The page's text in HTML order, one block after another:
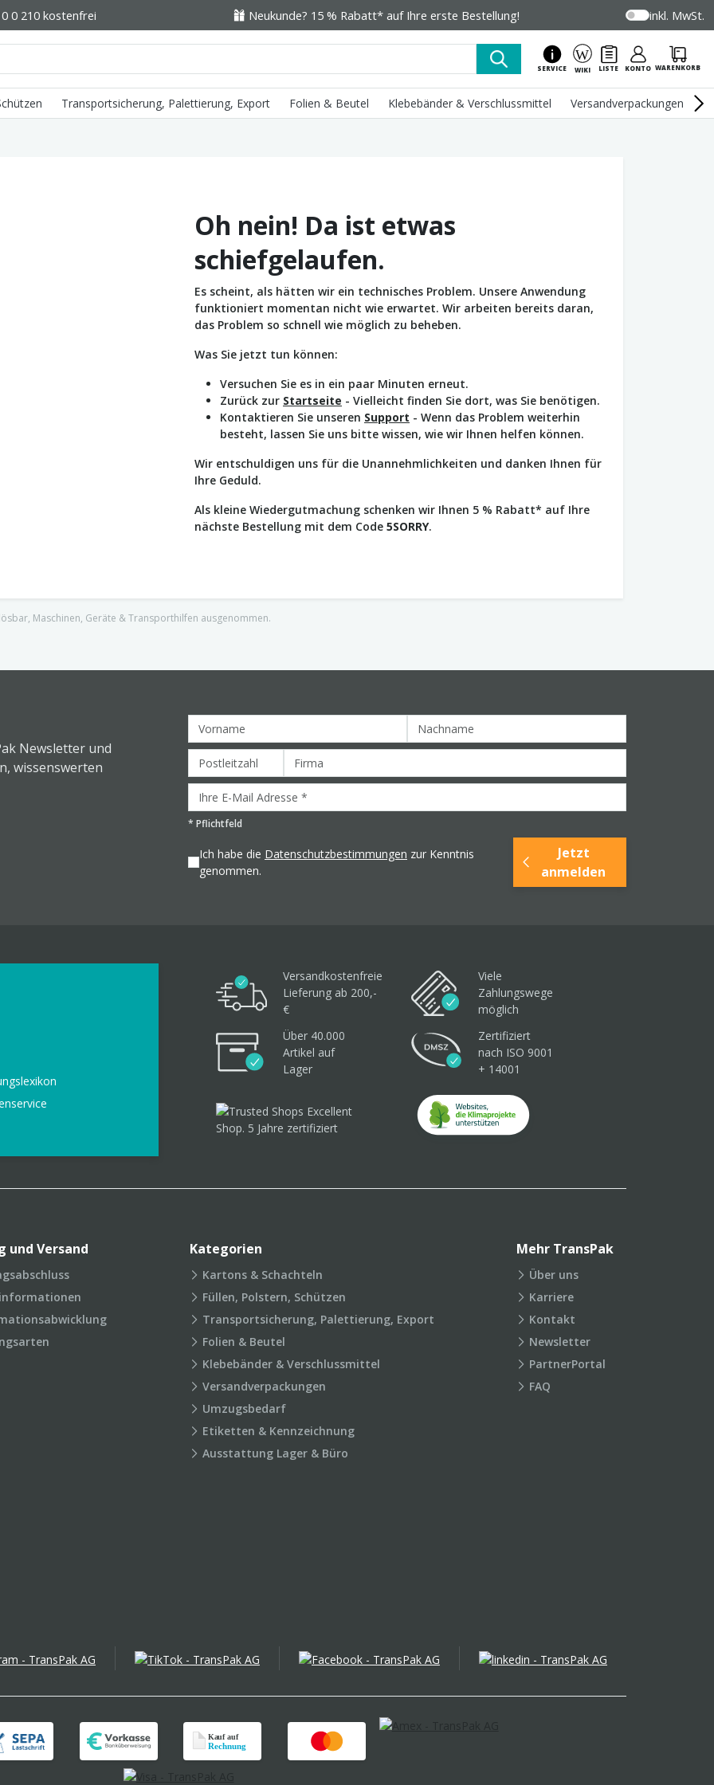
0 210 kostenfrei Neukunde? 15 % Rabatt* auf Ihre erste Bestellung! inkl. MwSt.
SERVICE WIKI LISTE KONTO WARENKORB
Transportsicherung, Palettierung, Export Folien & Beutel Klebebänder & Verschlussmittel Versandverpackungen
Oh nein! Da ist etwas
schiefgelaufen.
Es scheint, als hätten wir ein technisches Problem. Unsere Anwendung
funktioniert momentan nicht wie erwartet. Wir arbeiten bereits daran,
das Problem so schnell wie möglich zu beheben.
Was Sie jetzt tun können:
Versuchen Sie es in ein paar Minuten erneut.
Zurück zur Startseite - Vielleicht finden Sie dort, was Sie benötigen.
Kontaktieren Sie unseren Support - Wenn das Problem weiterhin
besteht, lassen Sie uns bitte wissen, wie wir Ihnen helfen können.
Wir entschuldigen uns für die Unannehmlichkeiten und danken Ihnen für
Ihre Geduld.
Als kleine Wiedergutmachung schenken wir Ihnen 5 % Rabatt* auf Ihre
nächste Bestellung mit dem Code 5SORRY.
Maschinen, Geräte & Transporthilfen ausgenommen.
Newsletter und
wissenswerten
* Pflichtfeld
Ich habe die Datenschutzbestimmungen zur Kenntnis
genommen.
Jetzt
anmelden
Versandkostenfreie
Lieferung ab 200,-
€
Viele
Zahlungswege
möglich
Über 40.000
Artikel auf
Lager
Zertifiziert
nach ISO 9001
+ 14001
und Versand Kategorien
Kartons & Schachteln
Füllen, Polstern, Schützen
Transportsicherung, Palettierung, Export
Folien & Beutel
Klebebänder & Verschlussmittel
Versandverpackungen
Umzugsbedarf
Etiketten & Kennzeichnung
Ausstattung Lager & Büro
Mehr TransPak
Über uns
Karriere
Kontakt
Newsletter
PartnerPortal
FAQ